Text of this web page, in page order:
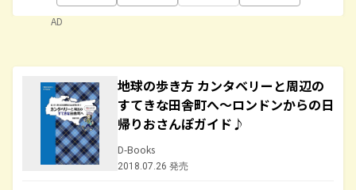
AD
地球の歩き方 カンタベリーと周辺の
すてきな田舎町へ～ロンドンからの日
帰りおさんぽガイド♪
D-Books
2018.07.26 発売